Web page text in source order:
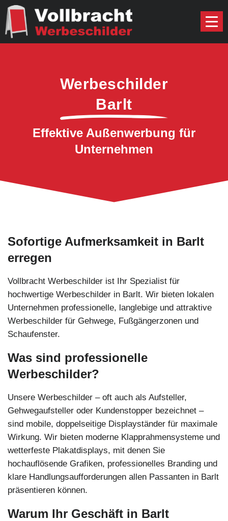
Werbeschilder
Barlt
Effektive Außenwerbung für
Unternehmen
Sofortige Aufmerksamkeit in Barlt
erregen
Vollbracht Werbeschilder ist Ihr Spezialist für
hochwertige Werbeschilder in Barlt. Wir bieten lokalen
Unternehmen professionelle, langlebige und attraktive
Werbeschilder für Gehwege, Fußgängerzonen und
Schaufenster.
Was sind professionelle
Werbeschilder?
Unsere Werbeschilder – oft auch als Aufsteller,
Gehwegaufsteller oder Kundenstopper bezeichnet –
sind mobile, doppelseitige Displayständer für maximale
Wirkung. Wir bieten moderne Klapprahmensysteme und
wetterfeste Plakatdisplays, mit denen Sie
hochauflösende Grafiken, professionelles Branding und
klare Handlungsaufforderungen allen Passanten in Barlt
präsentieren können.
Warum Ihr Geschäft in Barlt